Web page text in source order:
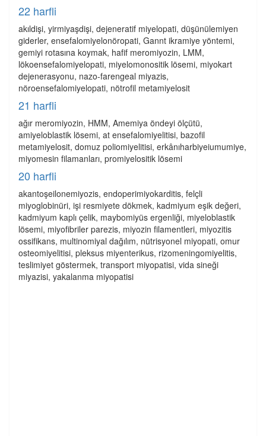
22 harfli
akıldişi, yirmiyaşdişi, dejeneratif miyelopati, düşünülemiyen
giderler, ensefalomiyelonöropati, Gannt ikramiye yöntemi,
gemiyi rotasına koymak, hafif meromiyozin, LMM,
lökoensefalomiyelopati, miyelomonositik lösemi, miyokart
dejenerasyonu, nazo-farengeal miyazis,
nöroensefalomiyelopati, nötrofil metamiyelosit
21 harfli
ağır meromiyozin, HMM, Amemiya öndeyi ölçütü,
amiyeloblastik lösemi, at ensefalomiyelitisi, bazofil
metamiyelosit, domuz poliomiyelitisi, erkânıharbiyeiumumiye,
miyomesin filamanları, promiyelositik lösemi
20 harfli
akantoşeilonemiyozis, endoperimiyokarditis, felçli
miyoglobinüri, işi resmiyete dökmek, kadmiyum eşik değeri,
kadmiyum kaplı çelik, maybomiyüs ergenliği, miyeloblastik
lösemi, miyofibriler parezis, miyozin filamentleri, miyozitis
ossifikans, multinomiyal dağılım, nütrisyonel miyopati, omur
osteomiyelitisi, pleksus miyenterikus, rizomeningomiyelitis,
teslimiyet göstermek, transport miyopatisi, vida sineği
miyazisi, yakalanma miyopatisi